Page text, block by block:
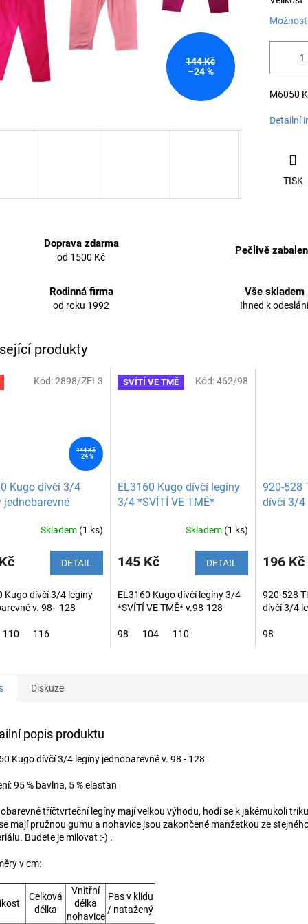
144 Kč
–24 %
M6050
Detailní
TISK
Doprava zdarma
od 1500 Kč
Pečlivě
Rodinná firma
od roku 1992
Vše skladem
Ihned k odeslání
produkty
144 Kč
–24 %
Kugo dívčí 3/4
jednobarevné
Skladem (1 ks)
DETAIL
Kugo dívčí 3/4 legíny
v. 98 - 128
110 116
Kód:2898/ZEL3 SVÍTÍ VE TMĚ
EL3160 Kugo dívčí legíny
3/4 *SVÍTÍ VE TMĚ*
Skladem (1 ks)
145 Kč DETAIL
EL3160 Kugo dívčí legíny 3/4
*SVÍTÍ VE TMĚ* v.98-128
98 104 110
Kód:462/98
920-528
dívčí 3/4
produktu
z
5
196 Kč
920-528
dívčí 3/4
98
Diskuze
popis produktu
Kugo dívčí 3/4 legíny jednobarevné v. 98 - 128
95 % bavlna, 5 % elastan
tříčtvrteční legíny mají velkou výhodu, hodí se k jakémukoli
mají pružnou gumu a nohavice jsou zakončené manžetkou ze
Budete je milovat :-) .
v cm:
Celková
délka
Vnitřní
délka
nohavice
Pas v klidu
/ natažený